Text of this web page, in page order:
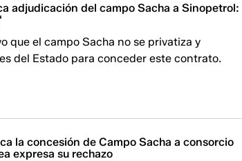
adjudicación del campo Sacha a Sinopetrol:
que el campo Sacha no se privatiza y
del Estado para conceder este contrato.
la concesión de Campo Sacha a consorcio
expresa su rechazo